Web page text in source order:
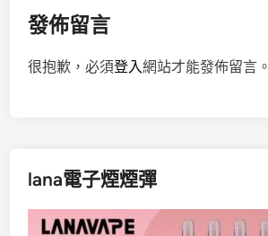
發佈留言
很抱歉，必須登入網站才能發佈留言。
lana電子煙煙彈